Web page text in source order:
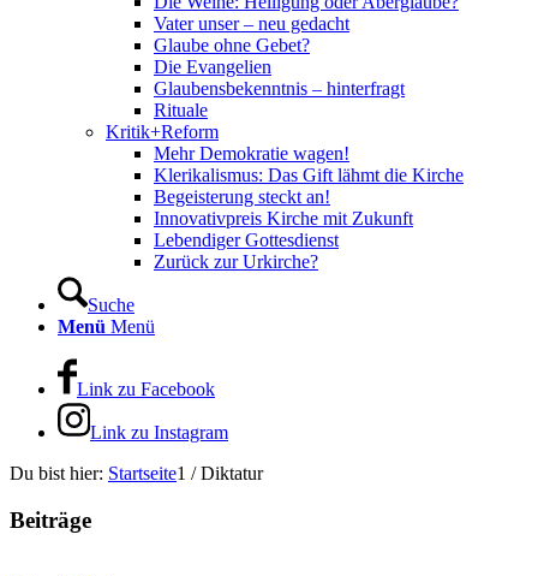
Vater unser – neu gedacht
Glaube ohne Gebet?
Die Evangelien
Glaubensbekenntnis – hinterfragt
Rituale
Kritik+Reform
Mehr Demokratie wagen!
Klerikalismus: Das Gift lähmt die Kirche
Begeisterung steckt an!
Innovativpreis Kirche mit Zukunft
Lebendiger Gottesdienst
Zurück zur Urkirche?
Suche
Menü Menü
Link zu Facebook
Link zu Instagram
Du bist hier: Startseite1 / Diktatur
Beiträge